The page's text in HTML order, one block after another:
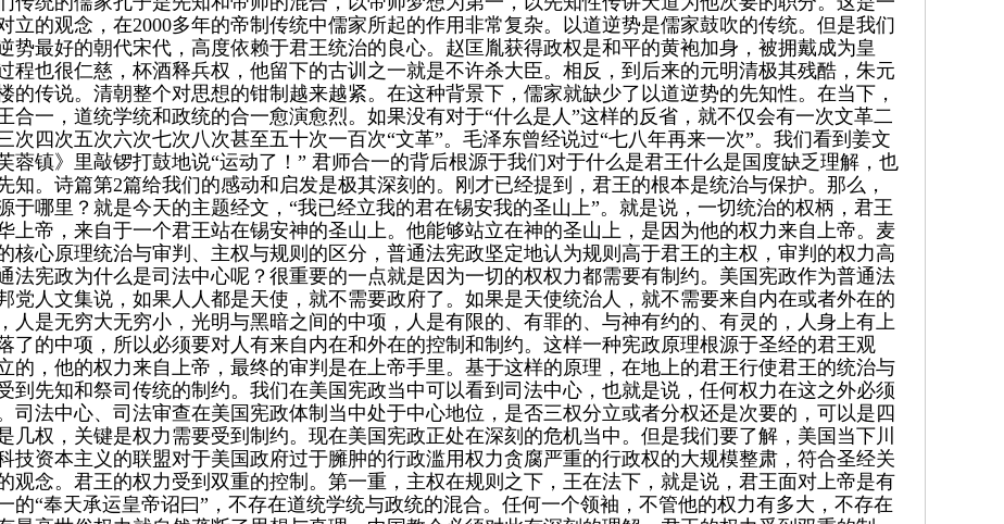
立的观念，在2000多年的帝制传统中儒家所起的作用非常复杂。以道逆势是儒家鼓吹的传统。但是我们
势最好的朝代宋代，高度依赖于君王统治的良心。赵匡胤获得政权是和平的黄袍加身，被拥戴成为皇
程也很仁慈，杯酒释兵权，他留下的古训之一就是不许杀大臣。相反，到后来的元明清极其残酷，朱元
的传说。清朝整个对思想的钳制越来越紧。在这种背景下，儒家就缺少了以道逆势的先知性。在当下，
合一，道统学统和政统的合一愈演愈烈。如果没有对于“什么是人”这样的反省，就不仅会有一次文革二
次四次五次六次七次八次甚至五十次一百次“文革”。毛泽东曾经说过“七八年再来一次”。我们看到姜文
蓉镇》里敲锣打鼓地说“运动了！” 君师合一的背后根源于我们对于什么是君王什么是国度缺乏理解，也
知。诗篇第2篇给我们的感动和启发是极其深刻的。刚才已经提到，君王的根本是统治与保护。那么，
于哪里？就是今天的主题经文，“我已经立我的君在锡安我的圣山上”。就是说，一切统治的权柄，君王
上帝，来自于一个君王站在锡安神的圣山上。他能够站立在神的圣山上，是因为他的权力来自上帝。麦
核心原理统治与审判、主权与规则的区分，普通法宪政坚定地认为规则高于君王的主权，审判的权力高
法宪政为什么是司法中心呢？很重要的一点就是因为一切的权权力都需要有制约。美国宪政作为普通法
党人文集说，如果人人都是天使，就不需要政府了。如果是天使统治人，就不需要来自内在或者外在的
人是无穷大无穷小，光明与黑暗之间的中项，人是有限的、有罪的、与神有约的、有灵的，人身上有上
了的中项，所以必须要对人有来自内在和外在的控制和制约。这样一种宪政原理根源于圣经的君王观
，他的权力来自上帝，最终的审判是在上帝手里。基于这样的原理，在地上的君王行使君王的统治与
到先知和祭司传统的制约。我们在美国宪政当中可以看到司法中心，也就是说，任何权力在这之外必须
司法中心、司法审查在美国宪政体制当中处于中心地位，是否三权分立或者分权还是次要的，可以是四
几权，关键是权力需要受到制约。现在美国宪政正处在深刻的危机当中。但是我们要了解，美国当下川
技资本主义的联盟对于美国政府过于臃肿的行政滥用权力贪腐严重的行政权的大规模整肃，符合圣经关
观念。君王的权力受到双重的控制。第一重，主权在规则之下，王在法下，就是说，君王面对上帝是有
的“奉天承运皇帝诏曰”，不存在道统学统与政统的混合。任何一个领袖，不管他的权力有多大，不存在